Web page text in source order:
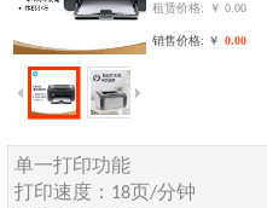
租赁价格: ￥ 0.00
销售价格: ￥ 0.00
单一打印功能
打印速度： 18页/分钟